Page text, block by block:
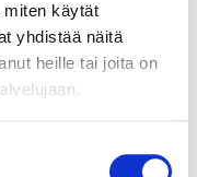
miten käytät
yhdistää näitä
heille tai joita on